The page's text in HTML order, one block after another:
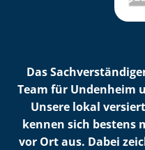
Das
Team für Undenheim
Unsere lokal
kennen sich bestens
vor Ort aus. Dabei